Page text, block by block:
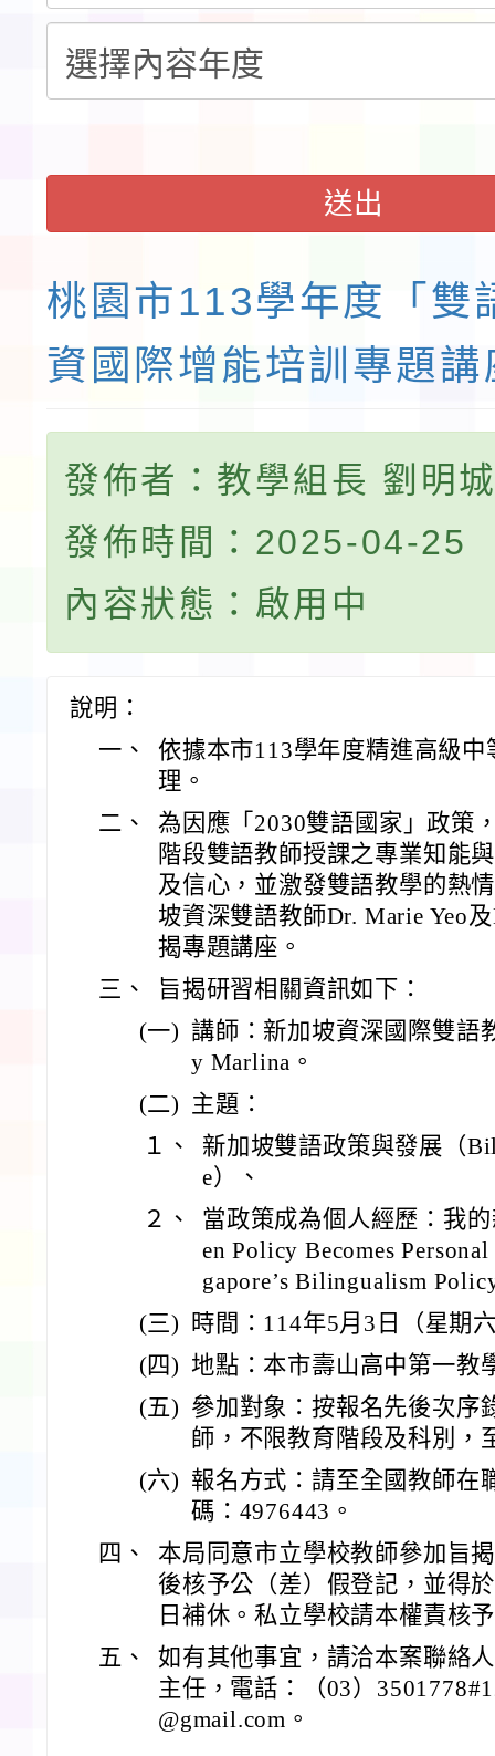
送出
桃園市113學年度「雙
資國際增能培訓專題
發佈者：教學組長 劉明
發佈時間：2025-04-25
內容狀態：啟用中
說明：
一、
依據本市113學年度精進高級
理。
二、
為因應「2030雙語國家」政策
階段雙語教師授課之專業知能
及信心，並激發雙語教學的熱
坡資深雙語教師Dr. Marie Yeo
揭專題講座。
三、
旨揭研習相關資訊如下：
(一) 講師：新加坡資深國際雙語
y Marlina。
(二) 主題：
１、
新加坡雙語政策與發展（
e）、
２、
當政策成為個人經歷：我
en Policy Becomes
gapore’s Bilingualism
(三)
時間：114年5月3日（星期
(四) 地點：本市壽山高中第一教
(五) 參加對象：按報名先後次序
師，不限教育階段及科別，
(六) 報名方式：請至全國教師在
碼：4976443。
四、
本局同意市立學校教師參加旨
後核予公（差）假登記，並得
日補休。私立學校請本權責核
五、
如有其他事宜，請洽本案聯絡
主任，電話：（03）
@gmail.com。